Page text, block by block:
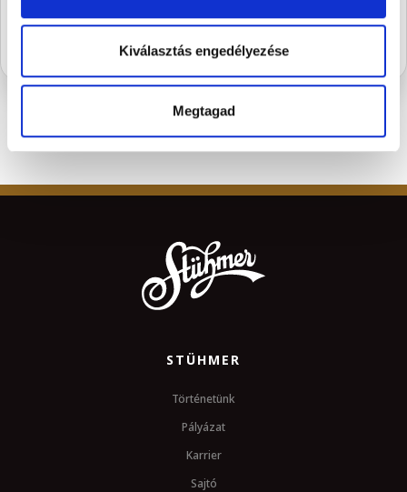
Kiválasztás engedélyezése
Megtagad
STÜHMER
Történetünk
Pályázat
Karrier
Sajtó